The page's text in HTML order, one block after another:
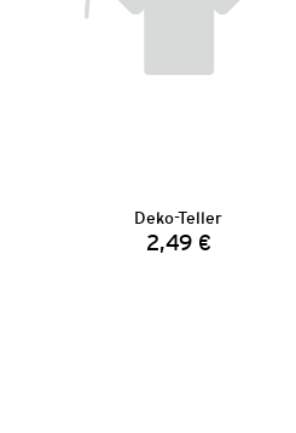
Deko-Teller
Preis:
2,49 €